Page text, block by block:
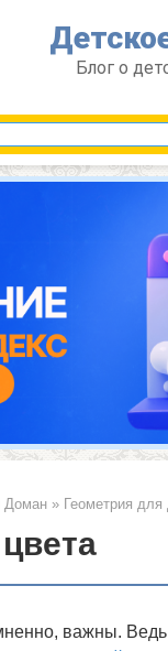
Блог о
Доман » Геометрия для
важны.